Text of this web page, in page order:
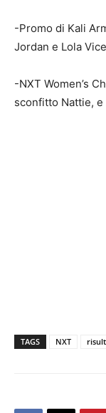
-Promo di Kali
Jordan e Lola
-NXT Women’s
sconfitto Nattie,
TAGS NXT